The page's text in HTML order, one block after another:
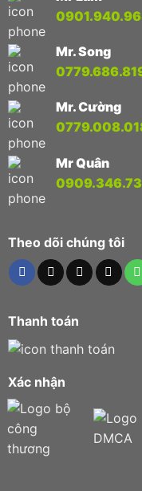
Mr. Song
Mr. Cường
Mr Quân
Theo dõi chúng tôi
Thanh toán
Xác nhận